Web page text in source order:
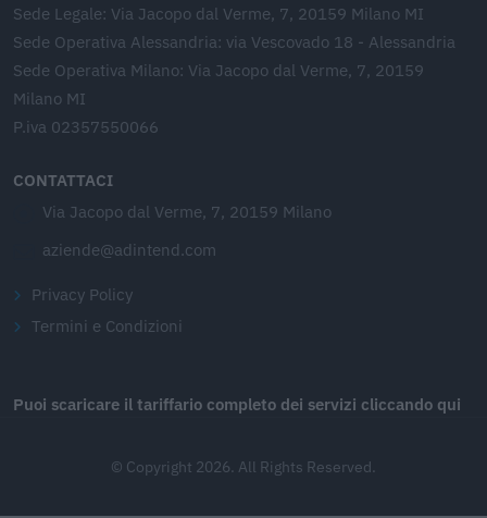
Sede Legale: Via Jacopo dal Verme, 7, 20159 Milano MI
Sede Operativa Alessandria: via Vescovado 18 - Alessandria
Sede Operativa Milano: Via Jacopo dal Verme, 7, 20159
Milano MI
P.iva 02357550066
CONTATTACI
Via Jacopo dal Verme, 7, 20159 Milano
aziende@adintend.com
Privacy Policy
Termini e Condizioni
Puoi scaricare il tariffario completo dei servizi cliccando qui
© Copyright 2026. All Rights Reserved.